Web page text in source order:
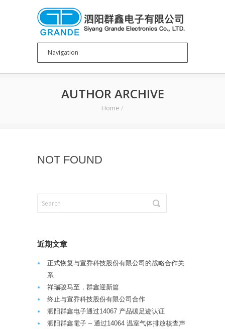
AUTHOR ARCHIVE
Home /
NOT FOUND
近期文章
正式恢复与宣乔科技股份有限公司的战略合作关
系
祥瑞骏马至，群鑫迎新篇
终止与宣乔科技股份有限公司合作
泗阳群鑫电子通过14067 产品碳足迹认证
泗阳群鑫電子 – 通过14064 温室气体排放核查声